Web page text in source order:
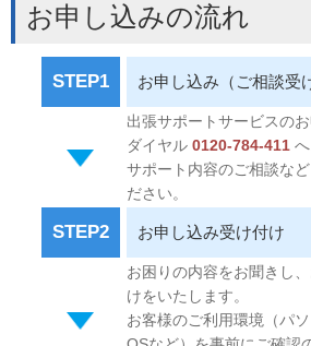
お申し込みの流れ
STEP1 お申し込み（ご相談受
出張サポートサービスの
ダイヤル 0120-784-411へ
サポート内容のご相談な
ださい。
STEP2 お申し込み受け付け
お困りの内容をお聞きし
けをいたします。
お客様のご利用環境（パソ